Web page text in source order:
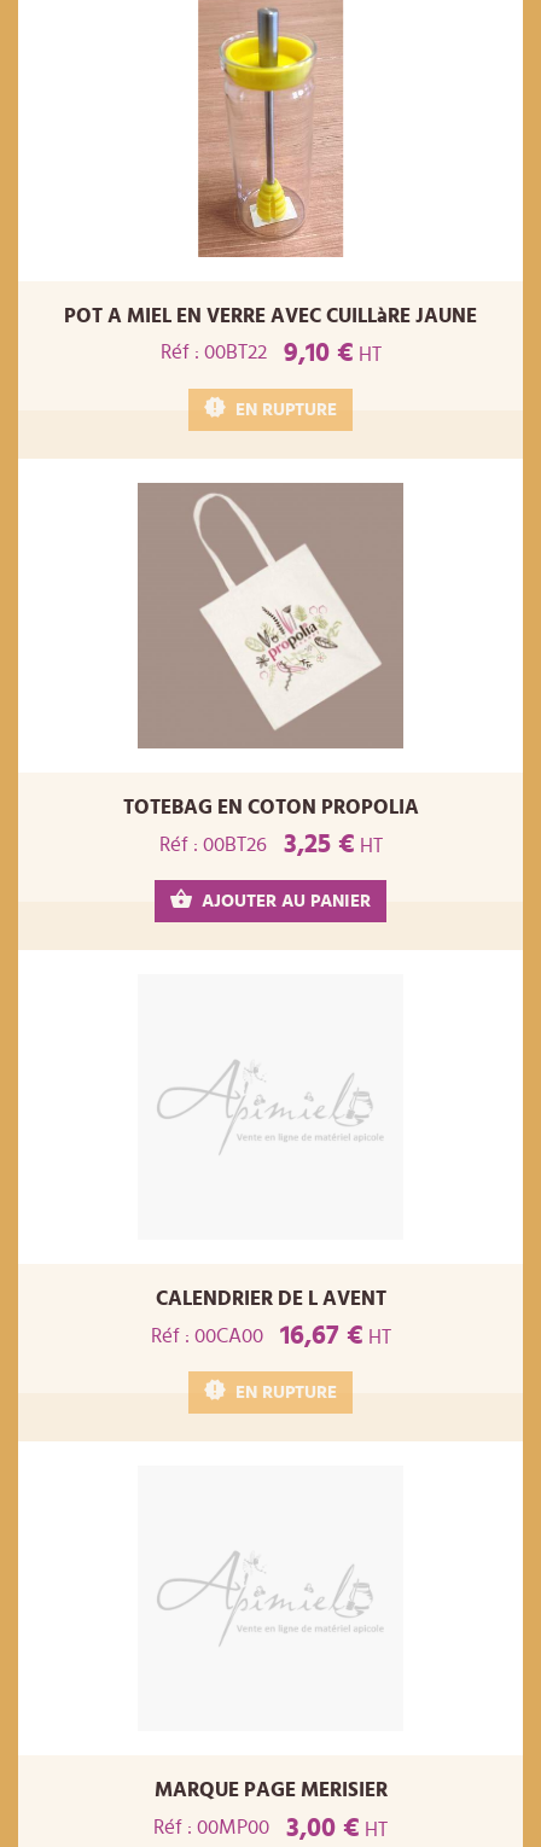
POT A MIEL EN VERRE AVEC CUILLàRE JAUNE
Réf : 00BT22
9,10 € HT
EN RUPTURE
TOTEBAG EN COTON PROPOLIA
Réf : 00BT26
3,25 € HT
AJOUTER AU PANIER
CALENDRIER DE L AVENT
Réf : 00CA00
16,67 € HT
EN RUPTURE
MARQUE PAGE MERISIER
Réf : 00MP00
3,00 € HT